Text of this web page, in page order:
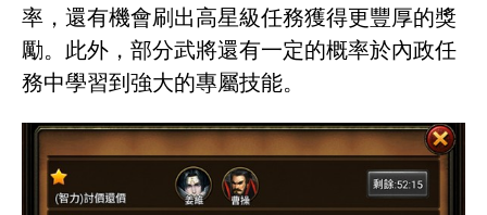
率，還有機會刷出高星級任務獲得更豐厚的獎
勵。此外，部分武將還有一定的概率於內政任
務中學習到強大的專屬技能。